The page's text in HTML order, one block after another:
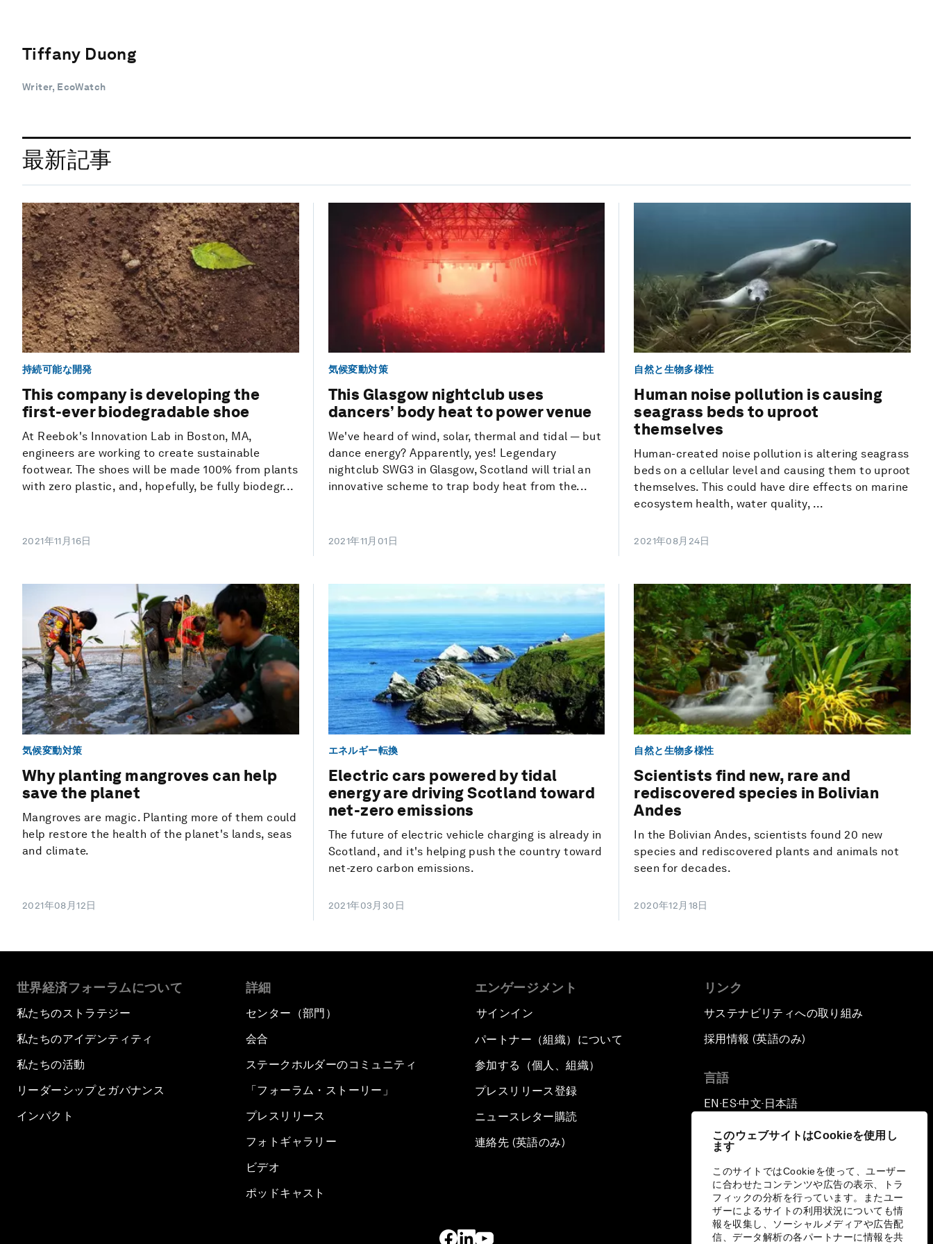
このウェブサイトはCookieを使用し
ます
このサイトではCookieを使って、ユーザー
に合わせたコンテンツや広告の表示、トラ
フィックの分析を行っています。またユー
ザーによるサイトの利用状況についても情
報を収集し、ソーシャルメディアや広告配
信、データ解析の各パートナーに情報を共
Tiffany Duong
Writer, EcoWatch
最新記事
持続可能な開発
This company is developing the
first-ever biodegradable shoe
At Reebok's Innovation Lab in Boston, MA,
engineers are working to create sustainable
footwear. The shoes will be made 100% from plants
with zero plastic, and, hopefully, be fully biodegr...
2021年11月16日
気候変動対策
This Glasgow nightclub uses
dancers’ body heat to power venue
We've heard of wind, solar, thermal and tidal — but
dance energy? Apparently, yes! Legendary
nightclub SWG3 in Glasgow, Scotland will trial an
innovative scheme to trap body heat from the...
2021年11月01日
自然と生物多様性
Human noise pollution is causing
seagrass beds to uproot
themselves
Human-created noise pollution is altering seagrass
beds on a cellular level and causing them to uproot
themselves. This could have dire effects on marine
ecosystem health, water quality, ...
2021年08月24日
気候変動対策
Why planting mangroves can help
save the planet
Mangroves are magic. Planting more of them could
help restore the health of the planet's lands, seas
and climate.
2021年08月12日
エネルギー転換
Electric cars powered by tidal
energy are driving Scotland toward
net-zero emissions
The future of electric vehicle charging is already in
Scotland, and it's helping push the country toward
net-zero carbon emissions.
2021年03月30日
自然と生物多様性
Scientists find new, rare and
rediscovered species in Bolivian
Andes
In the Bolivian Andes, scientists found 20 new
species and rediscovered plants and animals not
seen for decades.
2020年12月18日
世界経済フォーラムについて
私たちのストラテジー
私たちのアイデンティティ
私たちの活動
リーダーシップとガバナンス
インパクト
詳細
センター（部門）
会合
ステークホルダーのコミュニティ
「フォーラム・ストーリー」
プレスリリース
フォトギャラリー
ビデオ
ポッドキャスト
エンゲージメント
サインイン
パートナー（組織）について
参加する（個人、組織）
プレスリリース登録
ニュースレター購読
連絡先 (英語のみ)
リンク
サステナビリティへの取り組み
採用情報 (英語のみ)
言語
EN ▪ ES▪中文▪ 日本語